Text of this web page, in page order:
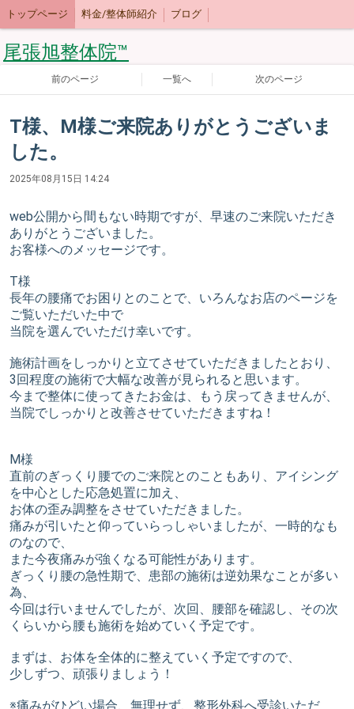
トップページ 料金/整体師紹介 ブログ
尾張旭整体院™
前のページ 一覧へ 次のページ
T様、M様ご来院ありがとうございま
した。
2025年08月15日 14:24
web公開から間もない時期ですが、早速のご来院いただき
ありがとうございました。
お客様へのメッセージです。
T様
長年の腰痛でお困りとのことで、いろんなお店のページを
ご覧いただいた中で
当院を選んでいただけ幸いです。
施術計画をしっかりと立てさせていただきましたとおり、
3回程度の施術で大幅な改善が見られると思います。
今まで整体に使ってきたお金は、もう戻ってきませんが、
当院でしっかりと改善させていただきますね！
M様
直前のぎっくり腰でのご来院とのこともあり、アイシング
を中心とした応急処置に加え、
お体の歪み調整をさせていただきました。
痛みが引いたと仰っていらっしゃいましたが、一時的なも
のなので、
また今夜痛みが強くなる可能性があります。
ぎっくり腰の急性期で、患部の施術は逆効果なことが多い
為、
今回は行いませんでしたが、次回、腰部を確認し、その次
くらいから腰も施術を始めていく予定です。
まずは、お体を全体的に整えていく予定ですので、
少しずつ、頑張りましょう！
※痛みがひどい場合、無理せず、整形外科へ受診いただ